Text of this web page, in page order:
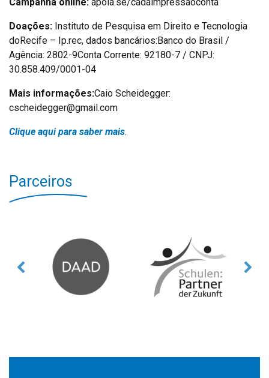
Campanha online: apoia.se/cadaimpressaoconta
Doações: Instituto de Pesquisa em Direito e Tecnologia
doRecife – Ip.rec, dados bancários:Banco do Brasil /
Agência: 2802-9Conta Corrente: 92180-7 / CNPJ:
30.858.409/0001-04
Mais informações:Caio Scheidegger:
cscheidegger@gmail.com
Clique aqui para saber mais.
Parceiros